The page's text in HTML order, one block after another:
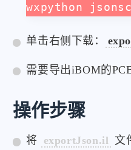
wxpython
单击右侧下载：
需要导出iBOM的
操作步骤
将 exportJson.il 文